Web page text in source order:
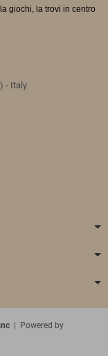
giochi, la trovi in centro
- Italy
| Powered by